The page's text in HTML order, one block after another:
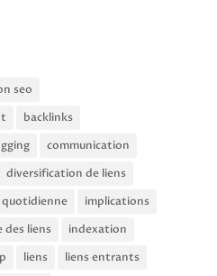
seo
backlinks
communication
diversification de liens
quotidienne
implications
des liens
indexation
liens
liens entrants